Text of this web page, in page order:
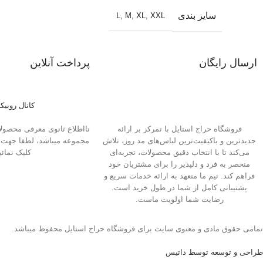
سایز بندی L, M , XL, XXL
ارسال رایگان پرداخت آنلاین
فروشگاه حراج استایل با تمرکز بر ارائه
جدیدترین و باکیفیت‌ترین لباس‌های مد روز، تلاش
می‌کند تا با انتخاب دقیق محصولات، تجربه‌ای
منحصر به فرد و دلپذیر را برای مشتریان خود
فراهم کند. تیم ما متعهد به ارائه خدمات سریع و
پشتیبانی کامل از شما در طول خرید است.
رضایت شما اولویت ماست.
کانال
تااطلاع ثانوی معرفی
مجموعه میباشد، لطفا جهت
کلیک
تمامی حقوق مادی و معنوی سایت برای فروشگاه حراج استایل محفوظ میباشد.
طراحی و توسعه توسط داتیس